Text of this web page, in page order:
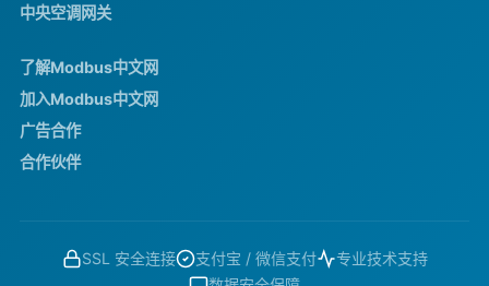
中央空调网关
了解Modbus中文网
加入Modbus中文网
广告合作
合作伙伴
SSL 安全连接 支付宝 / 微信支付
专业技术支持